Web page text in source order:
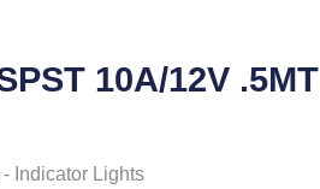
10A/12V .5MT
Indicator Lights